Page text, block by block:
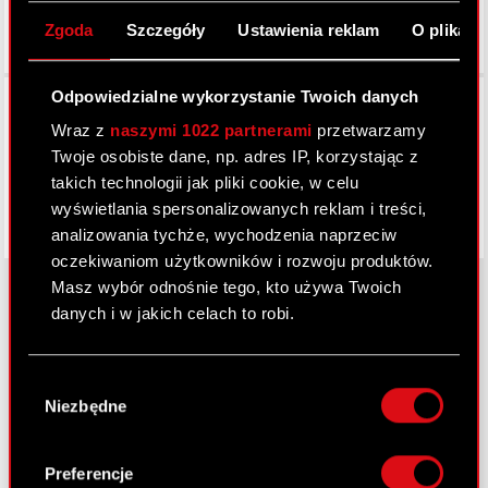
Zgoda Szczegóły Ustawienia reklam O
Odpowiedzialne wykorzystanie Twoich danych
Wraz z naszymi 1022 partnerami przetwarzamy
Twoje osobiste dane, np. adres IP, korzystając z
takich technologii jak pliki cookie, w celu
wyświetlania spersonalizowanych reklam i treści,
analizowania tychże, wychodzenia naprzeciw
oczekiwaniom użytkowników i rozwoju produktów.
Masz wybór odnośnie tego, kto używa Twoich
danych i w jakich celach to robi.
lokalizacji geograficznej z dokładnością nawet
Identyfikować Twoje urządzenie, aktywnie
zgody
Niezbędne
Preferencje
Facebook
O CD PROJEKT
Inwestorzy